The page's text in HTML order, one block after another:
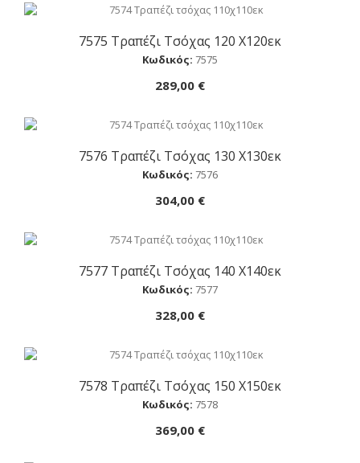
Αγορά
7575 Τραπέζι Τσόχας 120 Χ120εκ
Κωδικός: 7575
289,00 €
Αγορά
7576 Τραπέζι Τσόχας 130 Χ130εκ
Κωδικός: 7576
304,00 €
Αγορά
7577 Τραπέζι Τσόχας 140 Χ140εκ
Κωδικός: 7577
328,00 €
Αγορά
7578 Τραπέζι Τσόχας 150 Χ150εκ
Κωδικός: 7578
369,00 €